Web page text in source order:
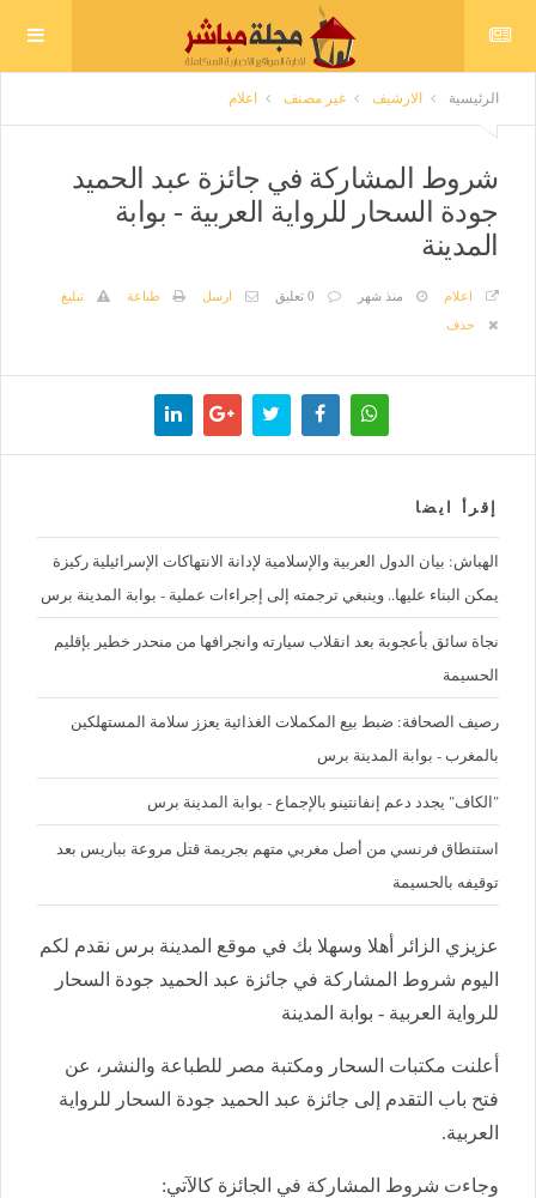
الرئيسية الارشيف غير مصنف اعلام
شروط المشاركة في جائزة عبد الحميد
جودة السحار للرواية العربية - بوابة
المدينة
اعلام منذ شهر 0 تعليق ارسل طباعة
تبليغ
حذف
إقرأ ايضا
الهباش: بيان الدول العربية والإسلامية لإدانة الانتهاكات الإسرائيلية ركيزة
يمكن البناء عليها.. وينبغي ترجمته إلى إجراءات عملية - بوابة المدينة برس
نجاة سائق بأعجوبة بعد انقلاب سيارته وانجرافها من منحدر خطير بإقليم
الحسيمة
رصيف الصحافة: ضبط بيع المكملات الغذائية يعزز سلامة المستهلكين
بالمغرب - بوابة المدينة برس
"الكاف" يجدد دعم إنفانتينو بالإجماع - بوابة المدينة برس
استنطاق فرنسي من أصل مغربي متهم بجريمة قتل مروعة بباريس بعد
توقيفه بالحسيمة
عزيزي الزائر أهلا وسهلا بك في موقع المدينة برس نقدم لكم
اليوم شروط المشاركة في جائزة عبد الحميد جودة السحار
للرواية العربية - بوابة المدينة
أعلنت مكتبات السحار ومكتبة مصر للطباعة والنشر، عن
فتح باب التقدم إلى جائزة عبد الحميد جودة السحار للرواية
العربية.
وجاءت شروط المشاركة في الجائزة كالآتي: